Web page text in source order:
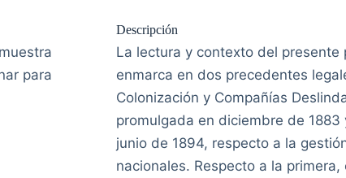
para
Descripción
La lectura y contexto del presente
enmarca en dos precedentes
Colonización y Compañías
promulgada en diciembre de 1883
junio de 1894, respecto a la
nacionales. Respecto a la primera,